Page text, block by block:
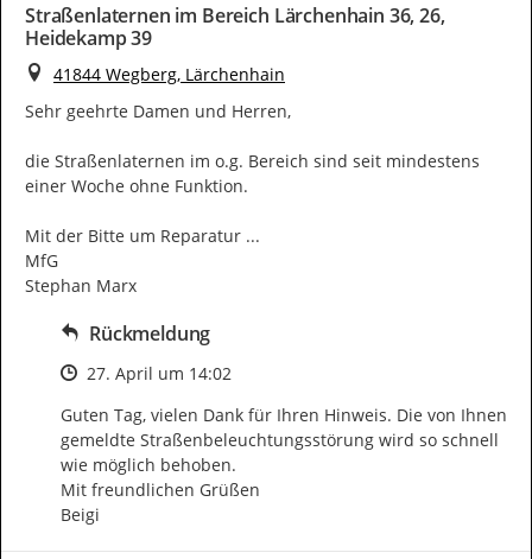
Straßenlaternen im Bereich Lärchenhain 36, 26,
Heidekamp 39
Ort
41844 Wegberg, Lärchenhain
Sehr geehrte Damen und Herren,
die Straßenlaternen im o.g. Bereich sind seit mindestens
einer Woche ohne Funktion.
Mit der Bitte um Reparatur ...
MfG
Stephan Marx
Rückmeldung
Zeitpunkt des Erstellens
27. April um 14:02
Guten Tag, vielen Dank für Ihren Hinweis. Die von Ihnen
gemeldte Straßenbeleuchtungsstörung wird so schnell
wie möglich behoben.
Mit freundlichen Grüßen
Beigi